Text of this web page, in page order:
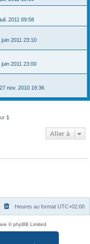
2011 09:58
juin 2011 23:10
juin 2011 23:00
nov. 2010 19:36
1
Aller à
Heures au format UTC+02:00
© phpBB Limited